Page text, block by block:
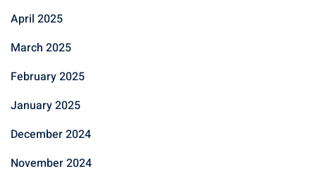
April 2025
March 2025
February 2025
January 2025
December 2024
November 2024